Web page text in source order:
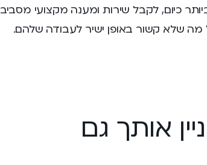
כיום, לקבל שירות ומענה מקצועי מסביב
מה שלא קשור באופן ישיר לעבודה שלהם.
אותך גם